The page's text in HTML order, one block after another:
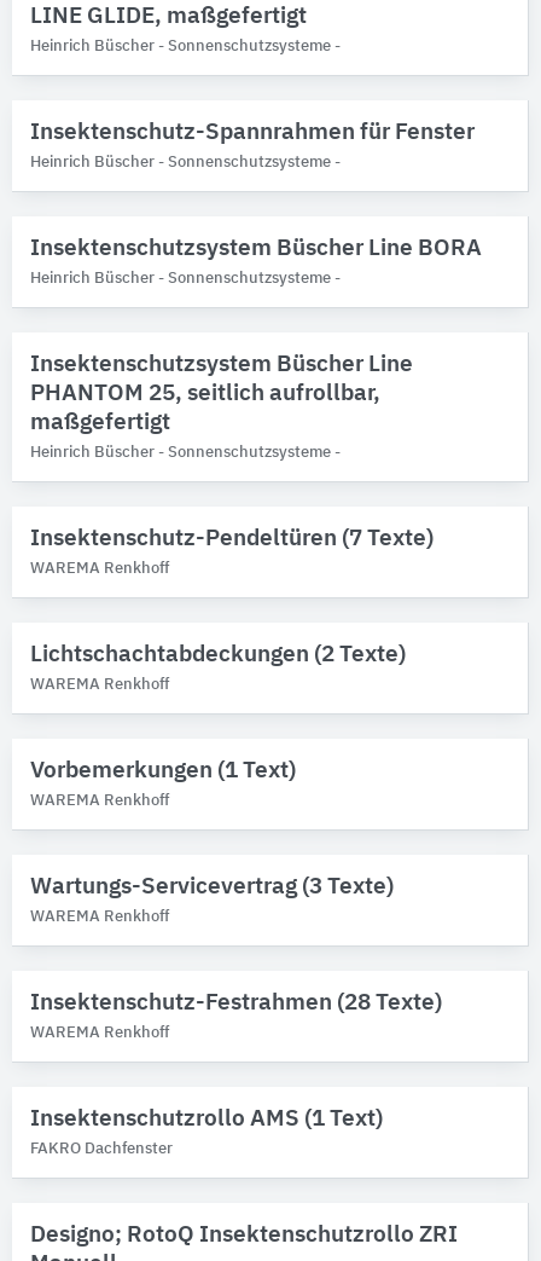
LINE GLIDE, maßgefertigt
Heinrich Büscher - Sonnenschutzsysteme -
Insektenschutz-Spannrahmen für Fenster
Heinrich Büscher - Sonnenschutzsysteme -
Insektenschutzsystem Büscher Line BORA
Heinrich Büscher - Sonnenschutzsysteme -
Insektenschutzsystem Büscher Line
PHANTOM 25, seitlich aufrollbar,
maßgefertigt
Heinrich Büscher - Sonnenschutzsysteme -
Insektenschutz-Pendeltüren (7 Texte)
WAREMA Renkhoff
Lichtschachtabdeckungen (2 Texte)
WAREMA Renkhoff
Vorbemerkungen (1 Text)
WAREMA Renkhoff
Wartungs-Servicevertrag (3 Texte)
WAREMA Renkhoff
Insektenschutz-Festrahmen (28 Texte)
WAREMA Renkhoff
Insektenschutzrollo AMS (1 Text)
FAKRO Dachfenster
Designo; RotoQ Insektenschutzrollo ZRI